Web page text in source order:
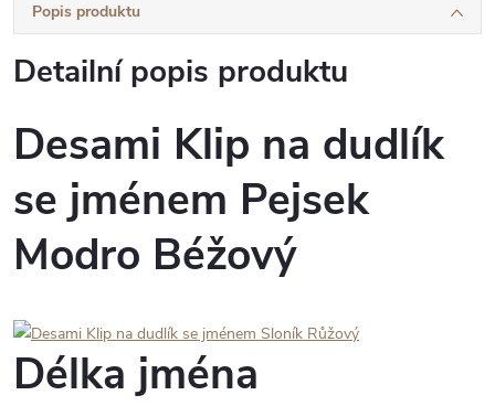
Popis produktu
Detailní popis produktu
Desami Klip na dudlík
se jménem Pejsek
Modro Béžový
Délka jména